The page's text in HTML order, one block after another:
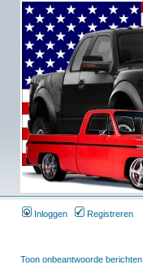
Inloggen Registreren
Toon onbeantwoorde berichten